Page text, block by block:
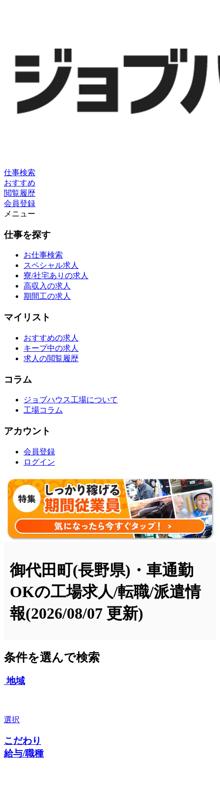
仕事検索
おすすめ
閲覧履歴
会員登録
メニュー
仕事を探す
お仕事検索
スペシャル求人
寮/社宅ありの求人
高収入の求人
期間工の求人
マイリスト
おすすめの求人
キープ中の求人
求人の閲覧履歴
コラム
ジョブハウス工場について
工場コラム
アカウント
会員登録
ログイン
御代田町(長野県)・車通勤
OKの工場求人/転職/派遣情
報(2026/08/07 更新)
条件を選んで検索
地域
選択
こだわり
給与/職種